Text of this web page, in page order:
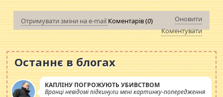
Отримувати зміни на e-mail Коментарів (0)
Оновити
Коментувати
Останнє в блогах
КАПЛІНУ ПОГРОЖУЮТЬ УБИВСТВОМ
Вранці невідомі підкинули мені картинку-попередження